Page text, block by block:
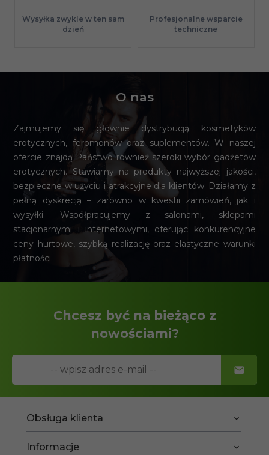
Wysyłka zwykle w ten sam
dzień
Profesjonalne wsparcie
techniczne
O nas
Zajmujemy się głównie dystrybucją kosmetyków
erotycznych, feromonów oraz suplementów. W naszej
ofercie znajdą Państwo również szeroki wybór gadżetów
erotycznych. Stawiamy na produkty najwyższej jakości,
bezpieczne w użyciu i atrakcyjne dla klientów. Działamy z
pełną dyskrecją – zarówno w kwestii zamówień, jak i
wysyłki. Współpracujemy z salonami, sklepami
stacjonarnymi i internetowymi, oferując konkurencyjne
ceny hurtowe, szybką realizację oraz elastyczne warunki
płatności.
Chcesz być na bieżąco z
nowościami?
Obsługa klienta
Informacje